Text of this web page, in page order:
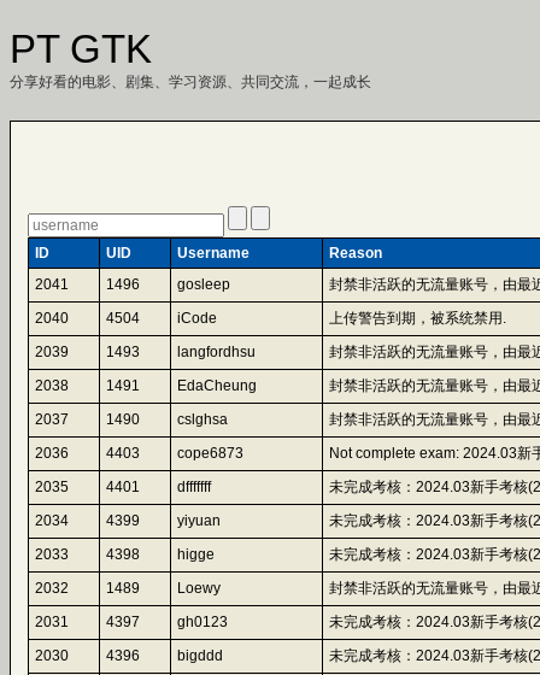
PT GTK
分享好看的电影、剧集、学习资源、共同交流，一起成长
ID UID Username
Reason
2041
1496 gosleep
封禁非活跃的无流量账号，由最
2040
4504 iCode
上传警告到期，被系统禁用.
2039
1493 langfordhsu
封禁非活跃的无流量账号，由最
2038
1491 EdaCheung
封禁非活跃的无流量账号，由最
2037
1490 cslghsa
封禁非活跃的无流量账号，由最
2036
4403 cope6873
Not complete exam: 2024.03
2035
4401 dfffffff
未完成考核：2024.03新手考核
2034
4399 yiyuan
未完成考核：2024.03新手考核
2033
4398 higge
未完成考核：2024.03新手考核
2032
1489 Loewy
封禁非活跃的无流量账号，由最
2031
4397 gh0123
未完成考核：2024.03新手考核
2030
4396 bigddd
未完成考核：2024.03新手考核